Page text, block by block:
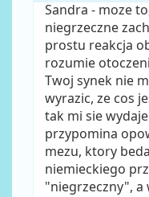
Sandra - moze
niegrzeczne
prostu reakcja
rozumie
Twoj synek nie
wyrazic, ze cos
tak mi sie
przypomina
mezu, ktory
niemieckiego
"niegrzeczny", a